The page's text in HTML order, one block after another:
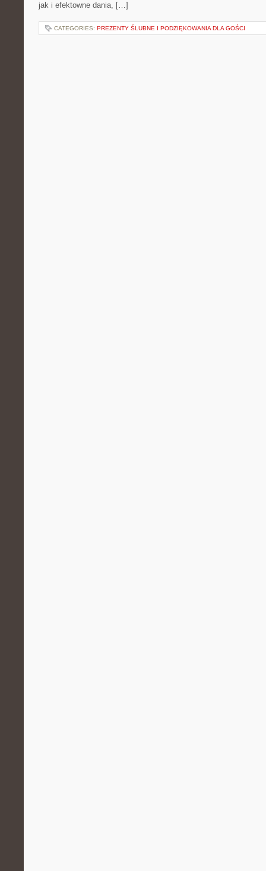
jak i efektowne dania, […]
CATEGORIES: PREZENTY ŚLUBNE I PODZIĘKOWANIA DLA GOŚCI